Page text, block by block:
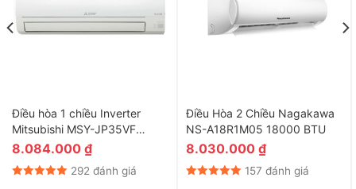
Điều hòa 1 chiều Inverter
Mitsubishi MSY-JP35VF
12.000BTU
8.084.000 ₫
292 đánh giá
Điều Hòa 2 Chiều Nagakawa
NS-A18R1M05 18000 BTU
8.030.000 ₫
157 đánh giá